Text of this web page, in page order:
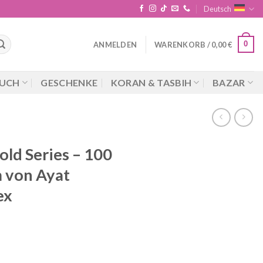
Deutsch
ANMELDEN WARENKORB /0,00€ 0
GESCHENKE KORAN & TASBIH BAZAR
Series – 100
von Ayat